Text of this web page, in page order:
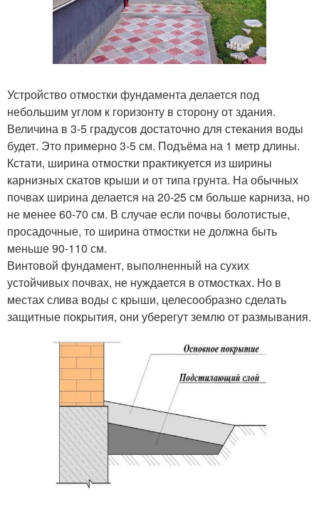
Устройство отмостки фундамента делается под
небольшим углом к горизонту в сторону от здания.
Величина в 3-5 градусов достаточно для стекания воды
будет. Это примерно 3-5 см. Подъёма на 1 метр длины.
Кстати, ширина отмостки практикуется из ширины
карнизных скатов крыши и от типа грунта. На обычных
почвах ширина делается на 20-25 см больше карниза, но
не менее 60-70 см. В случае если почвы болотистые,
просадочные, то ширина отмостки не должна быть
меньше 90-110 см.
Винтовой фундамент, выполненный на сухих
устойчивых почвах, не нуждается в отмостках. Но в
местах слива воды с крыши, целесообразно сделать
защитные покрытия, они уберегут землю от размывания.